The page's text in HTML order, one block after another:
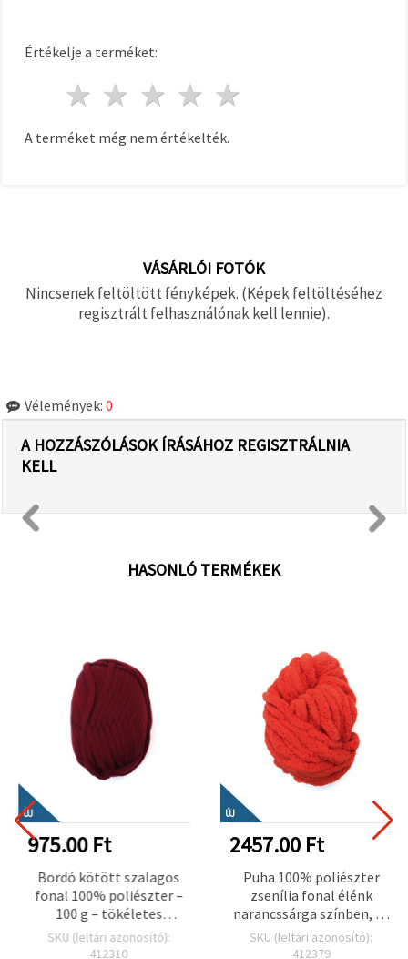
Értékelje a terméket:
4 csillagok
3 csillagok
2 csillagok
1 csillag
A terméket még nem értékelték.
VÁSÁRLÓI FOTÓK
Nincsenek feltöltött fényképek. (Képek feltöltéséhez
regisztrált felhasználónak kell lennie).
Vélemények: 0
A HOZZÁSZÓLÁSOK ÍRÁSÁHOZ REGISZTRÁLNIA
KELL
HASONLÓ TERMÉKEK
ÚJ
975.00 Ft
Bordó kötött szalagos
fonal 100% poliészter –
100 g – tökéletes
horgoláshoz, kötéshez és
kreatív DIY kézműves
SKU (leltári azonosító):
412310
ÚJ
2457.00 Ft
Puha 100% poliészter
zsenília fonal élénk
narancssárga színben, 20
mm vastag, kb. 240 g × 25
m – meleg kötéshez,
SKU (leltári azonosító):
412379